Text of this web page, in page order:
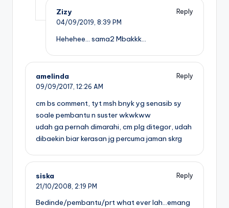
Zizy
Reply
04/09/2019, 8:39 PM
Hehehee… sama2 Mbakkk…
amelinda
Reply
09/09/2017, 12:26 AM
cm bs comment, tyt msh bnyk yg senasib sy
soale pembantu n suster wkwkww
udah ga pernah dimarahi, cm plg ditegor, udah
dibaekin biar kerasan jg percuma jaman skrg
siska
Reply
21/10/2008, 2:19 PM
Bedinde/pembantu/prt what ever lah…emang